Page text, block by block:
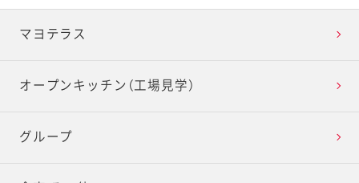
マヨテラス
オープンキッチン（工場見学）
グループ